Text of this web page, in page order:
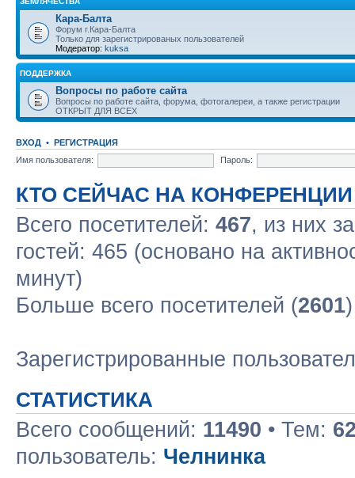
Кара-Балта
Форум г.Кара-Балта
Только для зарегистрированых пользователей
Модератор: kuksa
ПОДДЕРЖКА
Вопросы по работе сайта
Вопросы по работе сайта, форума, фотогалереи, а также регистрации
ОТКРЫТ ДЛЯ ВСЕХ
ВХОД • РЕГИСТРАЦИЯ
Имя пользователя:
Пароль:
КТО СЕЙЧАС НА КОНФЕРЕНЦИИ
Всего посетителей: 467, из них
гостей: 465 (основано на
минут)
Больше всего посетителей (2601
Зарегистрированные
СТАТИСТИКА
Всего сообщений: 11490 • Тем:
пользователь: Челнинка